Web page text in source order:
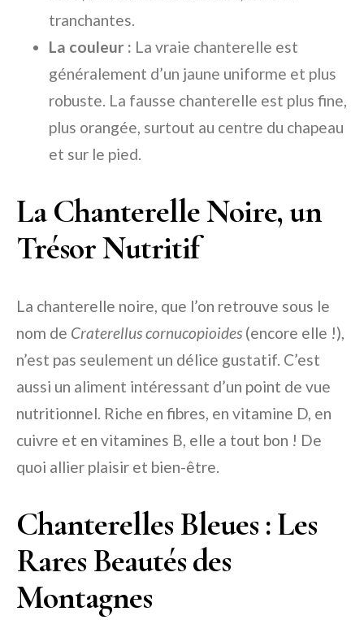
tranchantes.
La couleur : La vraie chanterelle est
généralement d’un jaune uniforme et plus
robuste. La fausse chanterelle est plus fine,
plus orangée, surtout au centre du chapeau
et sur le pied.
La Chanterelle Noire, un
Trésor Nutritif
La chanterelle noire, que l’on retrouve sous le
nom de Craterellus cornucopioides (encore elle !),
n’est pas seulement un délice gustatif. C’est
aussi un aliment intéressant d’un point de vue
nutritionnel. Riche en fibres, en vitamine D, en
cuivre et en vitamines B, elle a tout bon ! De
quoi allier plaisir et bien-être.
Chanterelles Bleues : Les
Rares Beautés des
Montagnes